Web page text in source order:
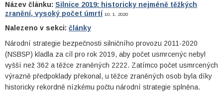
Název článku: Silnice 2019: historicky nejméně těžkých
zranění, vysoký počet úmrtí 10. 1. 2020
Nalezeno v sekci: články
Národní strategie bezpečnosti silničního provozu 2011-2020
(NSBSP) kladla za cíl pro rok 2019, aby počet usmrcenýc nebyl
vyšší než 362 a těžce zraněných 2222. Zatímco počet usmrcených
výrazně předpoklady překonal, u těžce zraněných osob byla díky
historicky rekordně nízkému počtu národní strategie splněna.